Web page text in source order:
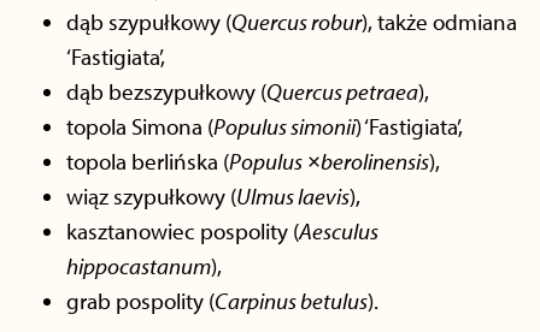
dąb szypułkowy (Quercus robur), także odmiana
‘Fastigiata’,
dąb bezszypułkowy (Quercus petraea),
topola Simona (Populus simonii) ‘Fastigiata’,
topola berlińska (Populus ×berolinensis),
wiąz szypułkowy (Ulmus laevis),
kasztanowiec pospolity (Aesculus
hippocastanum),
grab pospolity (Carpinus betulus).